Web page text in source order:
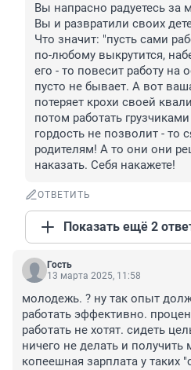
Вы напрасно радуетесь за
Вы и развратили своих
Что значит: "пусть сами
по-любому выкрутится,
его - то повесит работу на
пусто не бывает. А вот
потеряет крохи своей
потом работать
гордость не позволит - то
родителям! А то они они
наказать. Себя накажете!
ОТВЕТИТЬ
Показать ещё 2
Гость
13 марта 2025, 11:58
молодежь. ? ну так опыт
работать эффективно.
работать не хотят. сидеть
ничего не делать и получить
копеешная зарплата у таких